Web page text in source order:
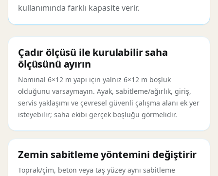
kullanımında farklı kapasite verir.
Çadır ölçüsü ile kurulabilir saha
ölçüsünü ayırın
Nominal 6×12 m yapı için yalnız 6×12 m boşluk
olduğunu varsaymayın. Ayak, sabitleme/ağırlık, giriş,
servis yaklaşımı ve çevresel güvenli çalışma alanı ek yer
isteyebilir; saha ekibi gerçek boşluğu görmelidir.
Zemin sabitleme yöntemini değiştirir
Toprak/çim, beton veya taş yüzey aynı sabitleme